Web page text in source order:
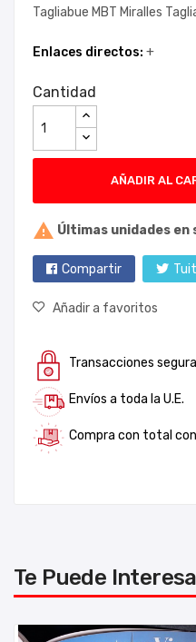
Tagliabue MBT Miralles
Enlaces directos: +
Cantidad
AÑADIR AL
 Últimas unidades en
Compartir
Añadir a favoritos
Transacciones
Envíos a toda la U.E.
Compra con total
Te Puede